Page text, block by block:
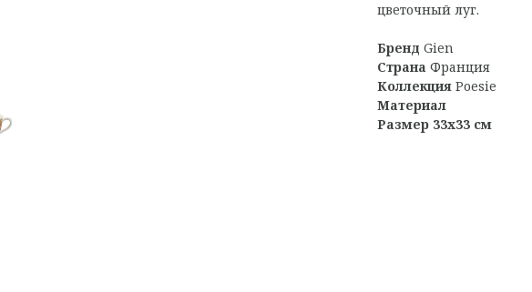
цветочный луг.
Бренд Gien
Страна Франция
Коллекция Poesie
Материал
Размер 33х33 см